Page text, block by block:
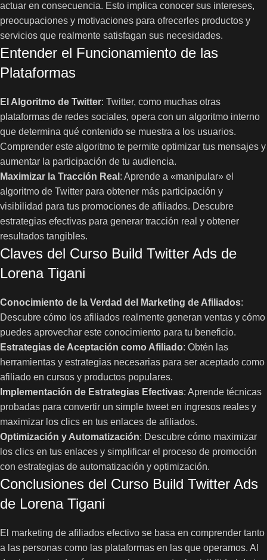
actuar en consecuencia. Esto implica conocer sus intereses,
preocupaciones y motivaciones para ofrecerles productos y
servicios que realmente satisfagan sus necesidades.
Entender el Funcionamiento de las
Plataformas
El Algoritmo de Twitter: Twitter, como muchas otras
plataformas de redes sociales, opera con un algoritmo interno
que determina qué contenido se muestra a los usuarios.
Comprender este algoritmo te permite optimizar tus mensajes y
aumentar la participación de tu audiencia.
Maximizar la Tracción Real : Aprende a «manipular» el
algoritmo de Twitter para obtener más participación y
visibilidad para tus promociones de afiliados. Descubre
estrategias efectivas para generar tracción real y obtener
resultados tangibles.
Claves del Curso Build Twitter Ads de
Lorena Tigani
Conocimiento de la Verdad del Marketing de Afiliados:
Descubre cómo los afiliados realmente generan ventas y cómo
puedes aprovechar este conocimiento para tu beneficio.
Estrategias de Aceptación como Afiliado: Obtén las
herramientas y estrategias necesarias para ser aceptado como
afiliado en cursos y productos populares.
Implementación de Estrategias Efectivas: Aprende técnicas
probadas para convertir un simple tweet en ingresos reales y
maximizar los clics en tus enlaces de afiliados.
Optimización y Automatización: Descubre cómo maximizar
los clics en tus enlaces y simplificar el proceso de promoción
con estrategias de automatización y optimización.
Conclusiones del Curso Build Twitter Ads
de Lorena Tigani
El marketing de afiliados efectivo se basa en comprender tanto
a las personas como las plataformas en las que operamos. Al